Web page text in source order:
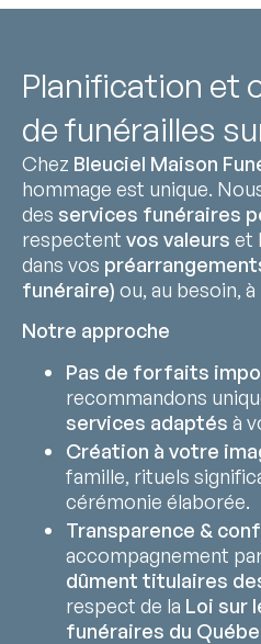
Planification et
de funérailles
Chez Bleuciel Maison
hommage est unique.
des services funéraires
respectent vos valeurs et
dans vos
funéraire) ou, au besoin, à
Notre approche
Pas de forfaits
recommandons
services adaptés à
Création à votre
famille, rituels
cérémonie élaborée.
Transparence &
accompagnement
dûment titulaires
respect de la Loi sur
funéraires du